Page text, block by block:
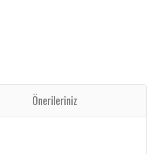
Önerileriniz